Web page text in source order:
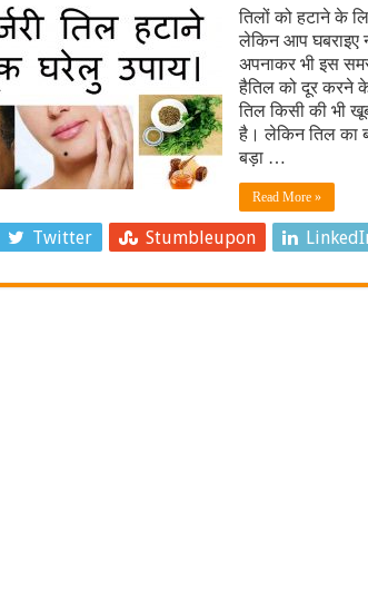
तिलों को हटाने के
लेकिन आप घबराइए
अपनाकर भी इस
हैतिल को दूर करने
तिल किसी की भी
है। लेकिन तिल का
बड़ा …
Read More »
Twitter Stumbleupon